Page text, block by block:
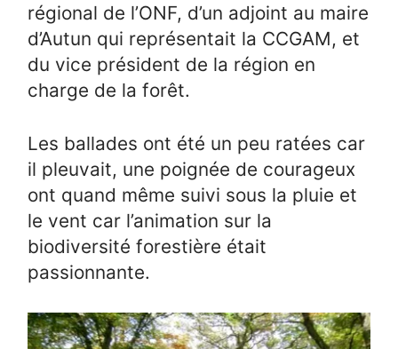
régional de l’ONF, d’un adjoint au maire
d’Autun qui représentait la CCGAM, et
du vice président de la région en
charge de la forêt.
Les ballades ont été un peu ratées car
il pleuvait, une poignée de courageux
ont quand même suivi sous la pluie et
le vent car l’animation sur la
biodiversité forestière était
passionnante.